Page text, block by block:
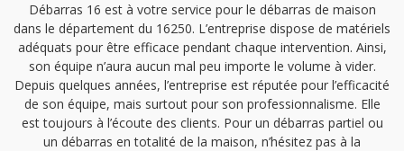
Débarras 16 est à votre service pour le débarras de maison
dans le département du 16250. L’entreprise dispose de matériels
adéquats pour être efficace pendant chaque intervention. Ainsi,
son équipe n’aura aucun mal peu importe le volume à vider.
Depuis quelques années, l’entreprise est réputée pour l’efficacité
de son équipe, mais surtout pour son professionnalisme. Elle
est toujours à l’écoute des clients. Pour un débarras partiel ou
un débarras en totalité de la maison, n’hésitez pas à la